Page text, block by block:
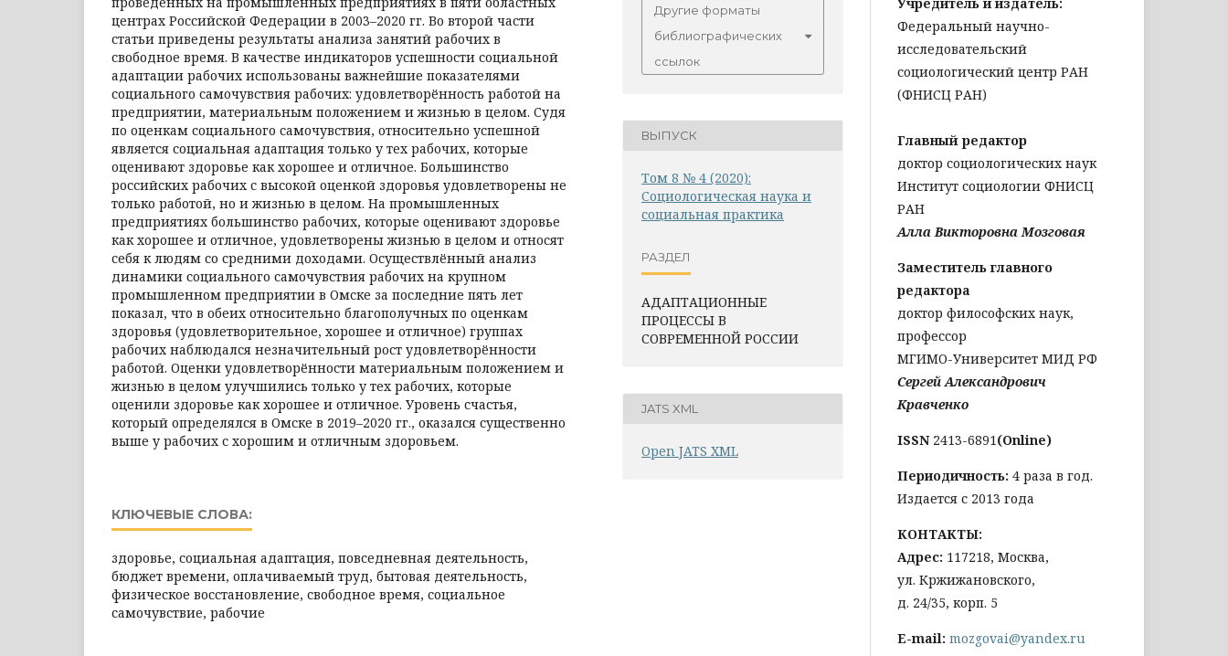
центрах Российской Федерации в 2003–2020 гг. Во второй части
статьи приведены результаты анализа занятий рабочих в
свободное время. В качестве индикаторов успешности социальной
адаптации рабочих использованы важнейшие показателями
социального самочувствия рабочих: удовлетворённость работой на
предприятии, материальным положением и жизнью в целом. Судя
по оценкам социального самочувствия, относительно успешной
является социальная адаптация только у тех рабочих, которые
оценивают здоровье как хорошее и отличное. Большинство
российских рабочих с высокой оценкой здоровья удовлетворены не
только работой, но и жизнью в целом. На промышленных
предприятиях большинство рабочих, которые оценивают здоровье
как хорошее и отличное, удовлетворены жизнью в целом и относят
себя к людям со средними доходами. Осуществлённый анализ
динамики социального самочувствия рабочих на крупном
промышленном предприятии в Омске за последние пять лет
показал, что в обеих относительно благополучных по оценкам
здоровья (удовлетворительное, хорошее и отличное) группах
рабочих наблюдался незначительный рост удовлетворённости
работой. Оценки удовлетворённости материальным положением и
жизнью в целом улучшились только у тех рабочих, которые
оценили здоровье как хорошее и отличное. Уровень счастья,
который определялся в Омске в 2019–2020 гг., оказался существенно
выше у рабочих с хорошим и отличным здоровьем.
КЛЮЧЕВЫЕ СЛОВА:
здоровье, социальная адаптация, повседневная деятельность,
бюджет времени, оплачиваемый труд, бытовая деятельность,
физическое восстановление, свободное время, социальное
самочувствие, рабочие
Другие форматы
библиографических
ссылок
ВЫПУСК
Том 8 № 4 (2020):
Социологическая наука и
социальная практика
РАЗДЕЛ
АДАПТАЦИОННЫЕ
ПРОЦЕССЫ В
СОВРЕМЕННОЙ РОССИИ
JATS XML
Open JATS XML
Учредитель и издатель:
Федеральный научно-
исследовательский
социологический центр РАН
(ФНИСЦ РАН)
Главный редактор
доктор социологических наук
Институт социологии ФНИСЦ
РАН
Алла Викторовна Мозговая
Заместитель главного
редактора
доктор философских наук,
профессор
МГИМО-Университет МИД РФ
Сергей Александрович
Кравченко
ISSN 2413-6891(Online)
Периодичность: 4 раза в год.
Издается с 2013 года
КОНТАКТЫ:
Адрес: 117218, Москва,
ул. Кржижановского,
д. 24/35, корп. 5
E-mail: mozgovai@yandex.ru